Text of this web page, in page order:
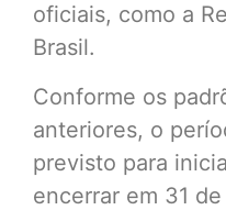
oficiais, como a
Brasil.
Conforme os
anteriores, o
previsto para
encerrar em 31